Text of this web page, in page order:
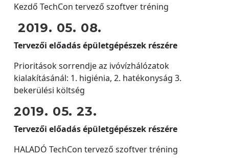
Kezdő TechCon tervező szoftver tréning
2019. 05. 08.
Tervezői előadás épületgépészek részére
Prioritások sorrendje az ivóvízhálózatok
kialakításánál: 1. higiénia, 2. hatékonyság 3.
bekerülési költség
2019. 05. 23.
Tervezői előadás épületgépészek részére
HALADÓ TechCon tervező szoftver tréning